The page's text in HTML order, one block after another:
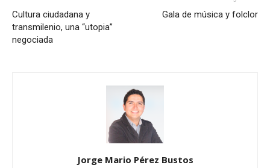
Cultura ciudadana y
transmilenio, una “utopia”
negociada
Gala de música y folclor
Jorge Mario Pérez Bustos